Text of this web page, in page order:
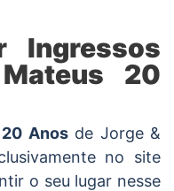
Ingressos
20
Anosde Jorge &
no site
o seu lugar nesse